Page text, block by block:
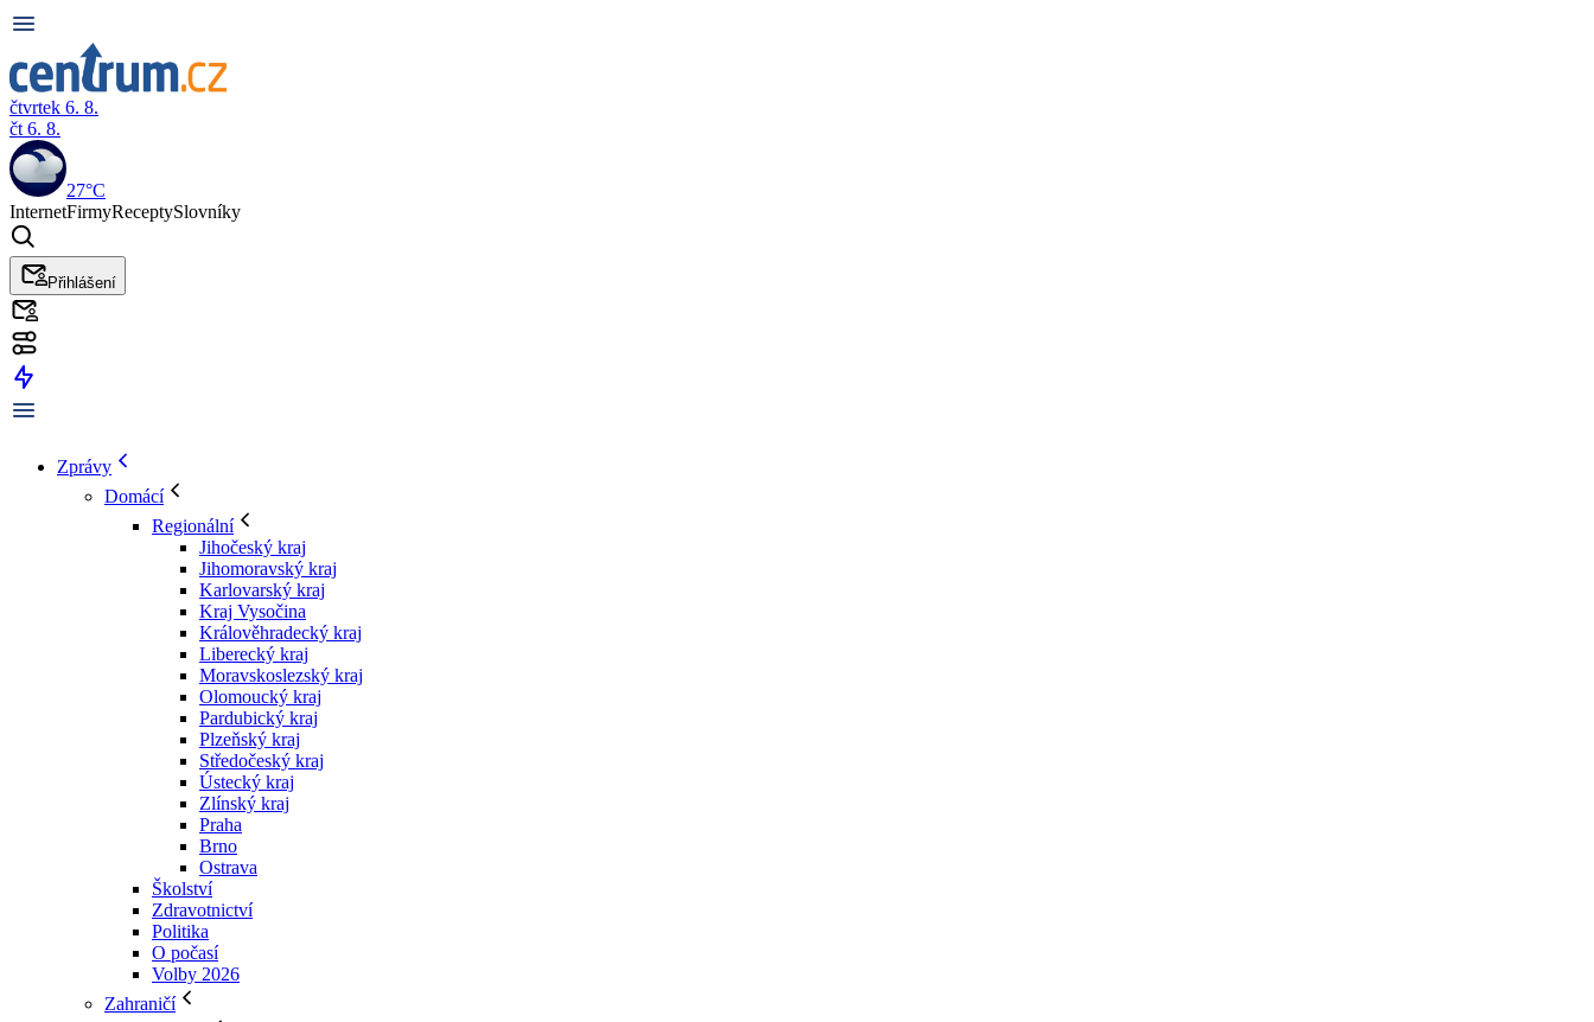
čtvrtek 6. 8.
čt 6. 8.
27°C
InternetFirmyReceptySlovníky
Přihlášení
Zprávy
Domácí
Regionální
Jihočeský kraj
Jihomoravský kraj
Karlovarský kraj
Kraj Vysočina
Králověhradecký kraj
Liberecký kraj
Moravskoslezský kraj
Olomoucký kraj
Pardubický kraj
Plzeňský kraj
Středočeský kraj
Ústecký kraj
Zlínský kraj
Praha
Brno
Ostrava
Školství
Zdravotnictví
Politika
O počasí
Volby 2026
Zahraničí